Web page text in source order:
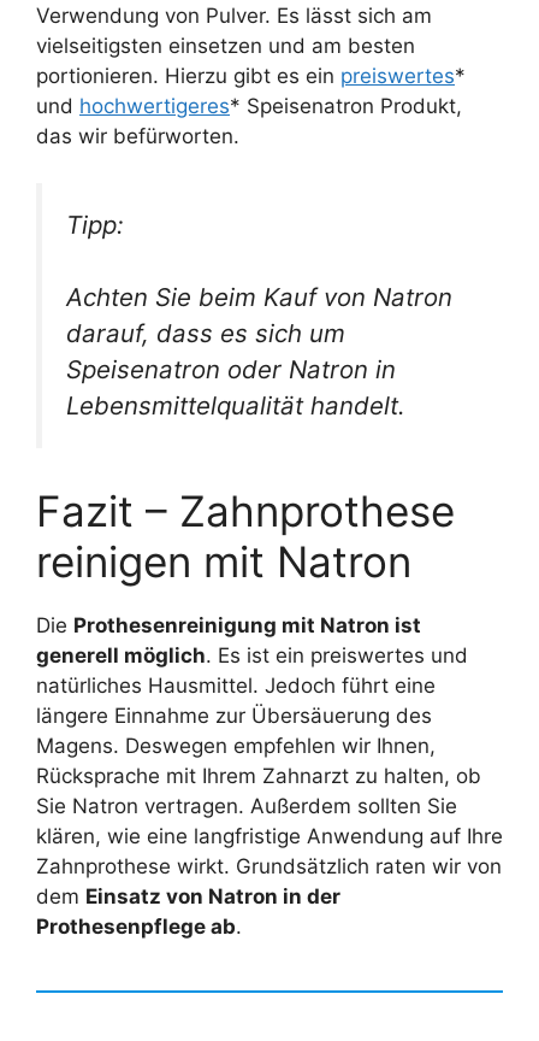
Verwendung von Pulver. Es lässt sich am
vielseitigsten einsetzen und am besten
portionieren. Hierzu gibt es ein preiswertes*
und hochwertigeres* Speisenatron Produkt,
das wir befürworten.
Tipp:
Achten Sie beim Kauf von Natron
darauf, dass es sich um
Speisenatron oder Natron in
Lebensmittelqualität handelt.
Fazit – Zahnprothese
reinigen mit Natron
Die Prothesenreinigung mit Natron ist
generell möglich. Es ist ein preiswertes und
natürliches Hausmittel. Jedoch führt eine
längere Einnahme zur Übersäuerung des
Magens. Deswegen empfehlen wir Ihnen,
Rücksprache mit Ihrem Zahnarzt zu halten, ob
Sie Natron vertragen. Außerdem sollten Sie
klären, wie eine langfristige Anwendung auf Ihre
Zahnprothese wirkt. Grundsätzlich raten wir von
dem Einsatz von Natron in der
Prothesenpflege ab.